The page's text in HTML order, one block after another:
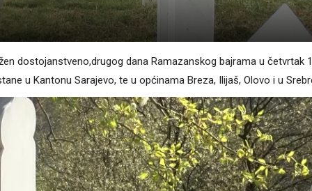
dostojanstveno,drugog dana Ramazanskog bajrama u četvrtak
u Kantonu Sarajevo, te u općinama Breza, Ilijaš, Olovo i u